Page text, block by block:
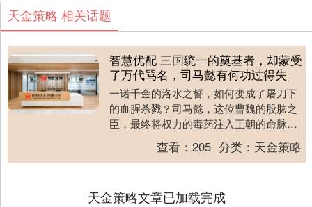
天金策略 相关话题
智慧优配 三国统一的奠基者，却蒙受
了万代骂名，司马懿有何功过得失
一诺千金的洛水之誓，如何变成了屠刀下
的血腥杀戮？司马懿，这位曹魏的股肱之
臣，最终将权力的毒药注入王朝的命脉。
从隐忍蛰伏到翻脸无情，司马家族的崛起
之路，充满了阴谋....
查看：205 分类： 天金策略
天金策略文章已加载完成